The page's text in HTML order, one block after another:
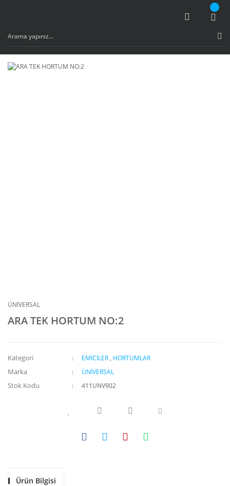
ÜNİVERSAL
ARA TEK HORTUM NO:2
Kategori EMİCİLER , HORTUMLAR
Marka ÜNİVERSAL
Stok Kodu 411UNV902
Ürün Bilgisi